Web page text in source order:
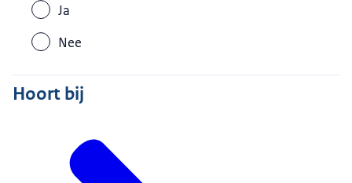
Ja
Nee
Hoort bij